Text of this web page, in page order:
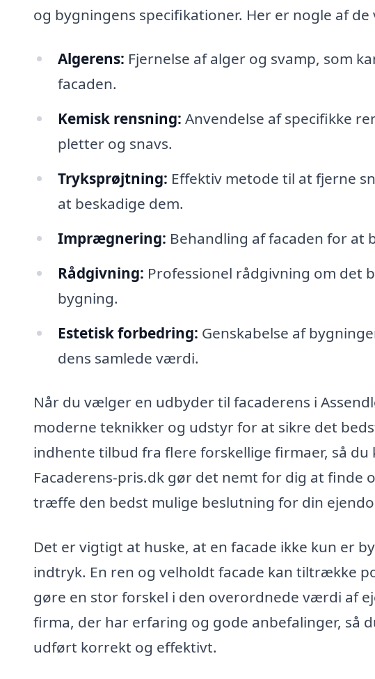
og bygningens specifikationer. Her er nogle af
Algerens: Fjernelse af alger og svamp, som
facaden.
Kemisk rensning: Anvendelse af specifikke
pletter og snavs.
Tryksprøjtning: Effektiv metode til at fjerne
at beskadige dem.
Imprægnering: Behandling af facaden for at
Rådgivning: Professionel rådgivning om det
bygning.
Estetisk forbedring: Genskabelse af
dens samlede værdi.
Når du vælger en udbyder til facaderens i
moderne teknikker og udstyr for at sikre det
indhente tilbud fra flere forskellige firmaer, så du
Facaderens-pris.dk gør det nemt for dig at finde
træffe den bedst mulige beslutning for din
Det er vigtigt at huske, at en facade ikke kun er
indtryk. En ren og velholdt facade kan tiltrække
gøre en stor forskel i den overordnede værdi af
firma, der har erfaring og gode anbefalinger, så
udført korrekt og effektivt.